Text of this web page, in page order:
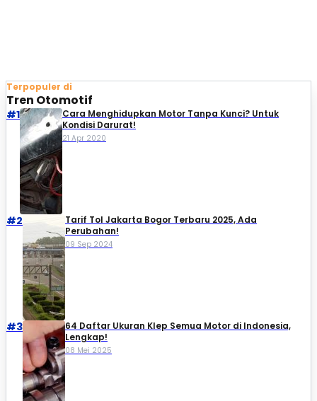
Terpopuler di
Tren Otomotif
#1
Cara Menghidupkan Motor Tanpa Kunci? Untuk
Kondisi Darurat!
21 Apr 2020
#2
Tarif Tol Jakarta Bogor Terbaru 2025, Ada
Perubahan!
09 Sep 2024
#3
64 Daftar Ukuran Klep Semua Motor di Indonesia,
Lengkap!
08 Mei 2025